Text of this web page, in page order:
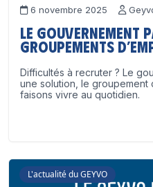
6 novembre 2025
Le Gouvernement
groupements
Difficultés à recruter ? Le
une solution, le groupement
faisons vivre au quotidien.
L'actualité du GEYVO